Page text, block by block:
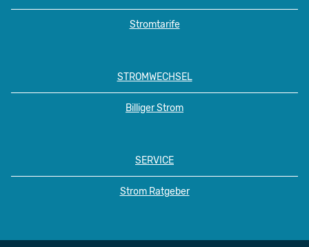
Stromtarife
STROMWECHSEL
Billiger Strom
SERVICE
Strom Ratgeber